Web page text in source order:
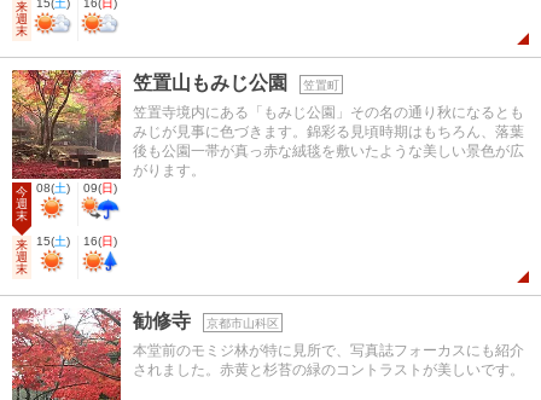
来
週
末
15(土) 16(日)
今
週
末
08(土) 09(日)
来
週
末
15(土) 16(日)
笠置山もみじ公園 笠置町
笠置寺境内にある「もみじ公園」その名の通り秋になるとも
みじが見事に色づきます。錦彩る見頃時期はもちろん、落葉
後も公園一帯が真っ赤な絨毯を敷いたような美しい景色が広
がります。
勧修寺 京都市山科区
本堂前のモミジ林が特に見所で、写真誌フォーカスにも紹介
されました。赤黄と杉苔の緑のコントラストが美しいです。